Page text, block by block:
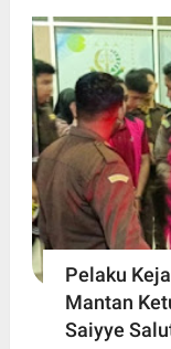
Pelaku
Mantan
Saiyye